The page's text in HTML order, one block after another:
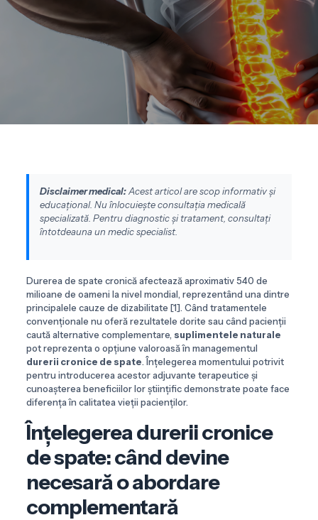
Disclaimer medical:Acest articol are scop informativ și
educațional. Nu înlocuiește consultația medicală
specializată. Pentru diagnostic și tratament, consultați
întotdeauna un medic specialist.
Durerea de spate cronică afectează aproximativ 540 de
milioane de oameni la nivel mondial, reprezentând una dintre
principalele cauze de dizabilitate [1]. Când tratamentele
convenționale nu oferă rezultatele dorite sau când pacienții
caută alternative complementare, suplimentele naturale
pot reprezenta o opțiune valoroasă în managementul
durerii cronice de spate. Înțelegerea momentului potrivit
pentru introducerea acestor adjuvante terapeutice și
cunoașterea beneficiilor lor științific demonstrate poate face
diferența în calitatea vieții pacienților.
Înțelegerea durerii cronice
de spate: când devine
necesară o abordare
complementară